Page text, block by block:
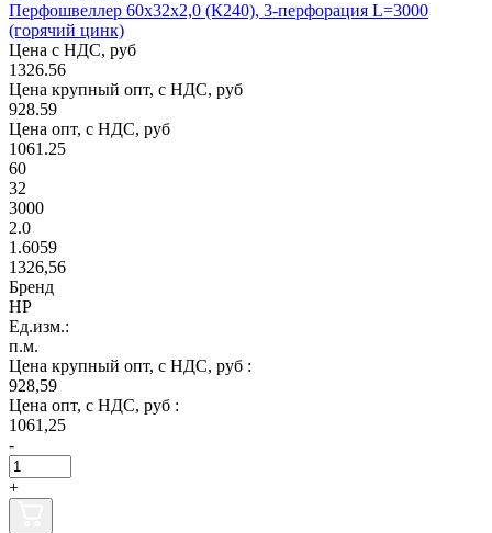
Перфошвеллер 60х32х2,0 (К240), 3-перфорация L=3000
(горячий цинк)
Цена с НДС, руб
1326.56
Цена крупный опт, с НДС, руб
928.59
Цена опт, с НДС, руб
1061.25
60
32
3000
2.0
1.6059
1326,56
Бренд
НР
Ед.изм.:
п.м.
Цена крупный опт, с НДС, руб :
928,59
Цена опт, с НДС, руб :
1061,25
-
+